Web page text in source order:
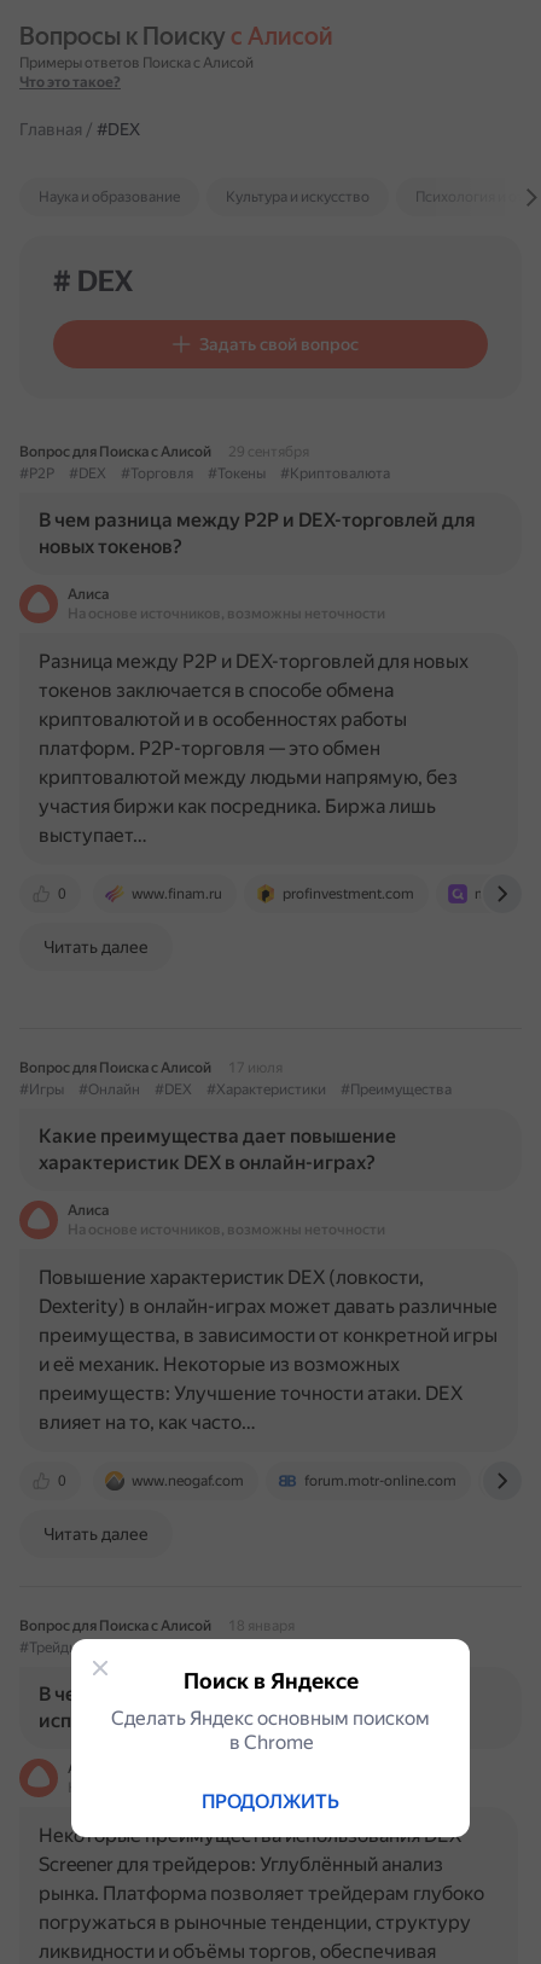
Вопросы к Поиску с Алисой
Примеры ответов Поиска с Алисой
Что это такое?
Главная / #DEX
Наука и образование Культура и искусство Психология и
# DEX
Задать свой вопрос
Вопрос для Поиска с Алисой
29 сентября
#P2P
#DEX #Торговля #Токены #Криптовалюта
В чем разница между P2P и DEX-торговлей для
новых токенов?
Алиса
На основе источников, возможны неточности
0 www.finam.ru profinvestment.com
Разница между P2P и DEX-торговлей для новых
токенов заключается в способе обмена
криптовалютой и в особенностях работы
платформ. P2P-торговля — это обмен
криптовалютой между людьми напрямую, без
участия биржи как посредника. Биржа лишь
выступает…
Читать далее
Вопрос для Поиска с Алисой
17 июля
#Игры
#Онлайн #DEX #Характеристики #Преимущества
Какие преимущества дает повышение
характеристик DEX в онлайн-играх?
Алиса
На основе источников, возможны неточности
0 www.neogaf.com forum.motr-online.com
Повышение характеристик DEX (ловкости,
Dexterity) в онлайн-играх может давать различные
преимущества, в зависимости от конкретной игры
и её механик. Некоторые из возможных
преимуществ: Улучшение точности атаки. DEX
влияет на то, как часто…
Читать далее
Вопрос для Поиска с Алисой
18 января
#Трейдинг
В чем заключаются преимущества
использования DEX Screener для трейдеров?
Алиса
Некоторые преимущества использования DEX
Screener для трейдеров: Углублённый анализ
рынка. Платформа позволяет трейдерам глубоко
погружаться в рыночные тенденции, структуру
ликвидности и объёмы торгов, обеспечивая
Поиск в Яндексе
Сделать Яндекс основным поиском
в Сhrome
ПРОДОЛЖИТЬ